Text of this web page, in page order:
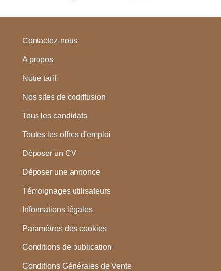
Contactez-nous
A propos
Notre tarif
Nos sites de codiffusion
Tous les candidats
Toutes les offres d'emploi
Déposer un CV
Déposer une annonce
Témoignages utilisateurs
Informations légales
Paramètres des cookies
Conditions de publication
Conditions Générales de Vente